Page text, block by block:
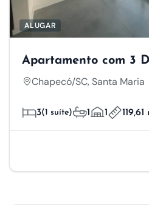
ALUGAR
Apartamento com 3
Chapecó/SC, Santa Maria
3(1 suíte) 1 1 119,61